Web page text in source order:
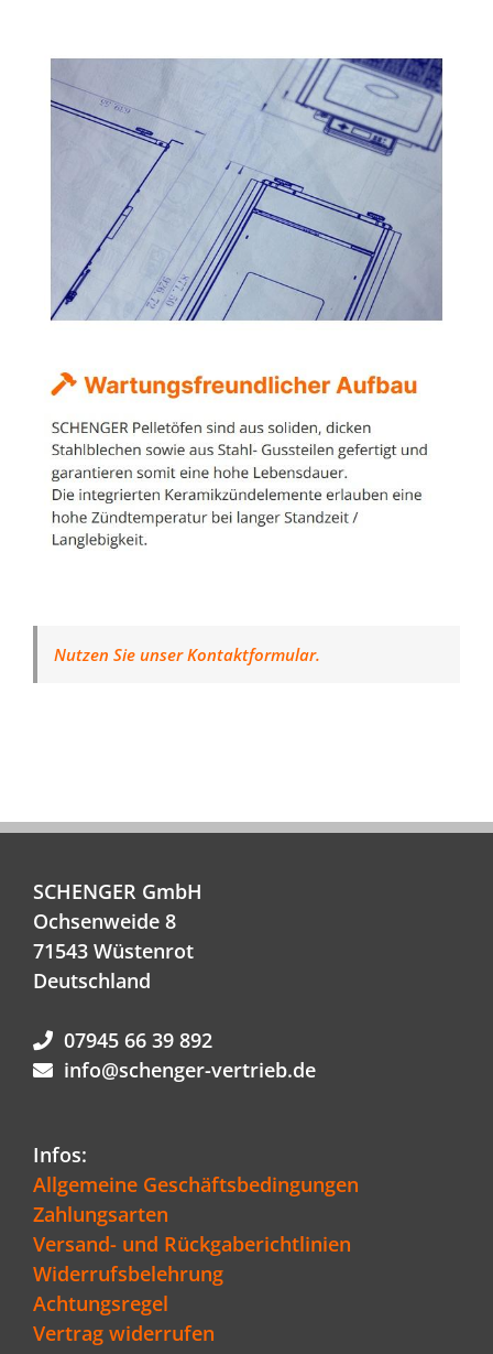
Nutzen Sie unser Kontaktformular.
SCHENGER GmbH
Ochsenweide 8
71543 Wüstenrot
Deutschland
07945 66 39 892
info@schenger-vertrieb.de
Infos:
Allgemeine Geschäftsbedingungen
Zahlungsarten
Versand- und Rückgaberichtlinien
Widerrufsbelehrung
Achtungsregel
Vertrag widerrufen